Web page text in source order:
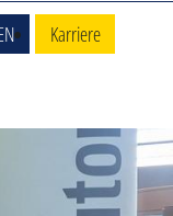
EnglishKarriere